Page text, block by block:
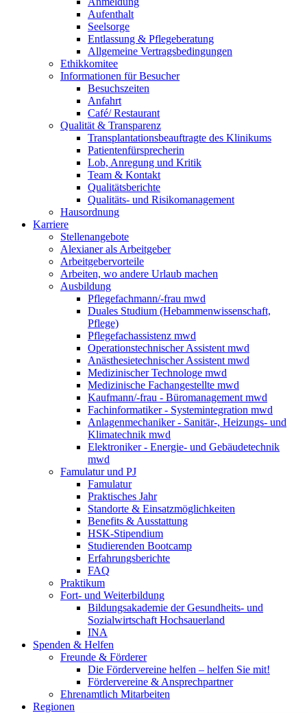
Aufenthalt
Seelsorge
Entlassung & Pflegeberatung
Allgemeine Vertragsbedingungen
Ethikkomitee
Informationen für Besucher
Besuchszeiten
Anfahrt
Café/ Restaurant
Qualität & Transparenz
Transplantationsbeauftragte des Klinikums
Patientenfürsprecherin
Lob, Anregung und Kritik
Team & Kontakt
Qualitätsberichte
Qualitäts- und Risikomanagement
Hausordnung
Karriere
Stellenangebote
Alexianer als Arbeitgeber
Arbeitgebervorteile
Arbeiten, wo andere Urlaub machen
Ausbildung
Pflegefachmann/-frau mwd
Duales Studium (Hebammenwissenschaft,
Pflege)
Pflegefachassistenz mwd
Operationstechnischer Assistent mwd
Anästhesietechnischer Assistent mwd
Medizinischer Technologe mwd
Medizinische Fachangestellte mwd
Kaufmann/-frau - Büromanagement mwd
Fachinformatiker - Systemintegration mwd
Anlagenmechaniker - Sanitär-, Heizungs- und
Klimatechnik mwd
Elektroniker - Energie- und Gebäudetechnik
mwd
Famulatur und PJ
Famulatur
Praktisches Jahr
Standorte & Einsatzmöglichkeiten
Benefits & Ausstattung
HSK-Stipendium
Studierenden Bootcamp
Erfahrungsberichte
FAQ
Praktikum
Fort- und Weiterbildung
Bildungsakademie der Gesundheits- und
Sozialwirtschaft Hochsauerland
INA
Spenden & Helfen
Freunde & Förderer
Die Fördervereine helfen – helfen Sie mit!
Fördervereine & Ansprechpartner
Ehrenamtlich Mitarbeiten
Regionen